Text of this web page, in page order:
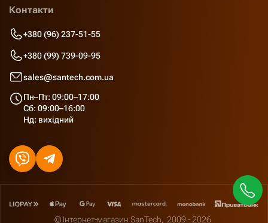
Контакти
+380 (96) 237-51-55
+380 (99) 739-09-95
sales@santech.com.ua
Пн–Пт: 09:00–17:00
Сб: 09:00–16:00
Нд: вихідний
© Інтернет-магазин SanTech, 2009 - 2026